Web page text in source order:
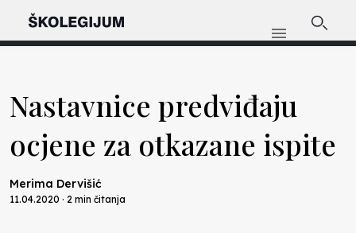
Nastavnice predviđaju
ocjene za otkazane ispite
Merima Dervišić
11.04.2020 · 2 min čitanja